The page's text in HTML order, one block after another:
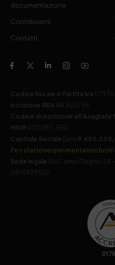
documentazione
Contribuenti
Contatti
Codice fiscale e Partita Iva
Iscrizione REA NA 920756
Codice di iscrizione all’Anagrafe
MIUR 000290_EIRI
Capitale Sociale Euro
Pec
Sede legale
Via Campi Flegrei, 34
081 5979100